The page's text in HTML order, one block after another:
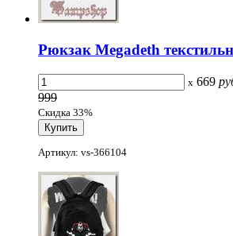
Рюкзак Megadeth
x 669
999
Скидка 33%
Артикул: vs-366104